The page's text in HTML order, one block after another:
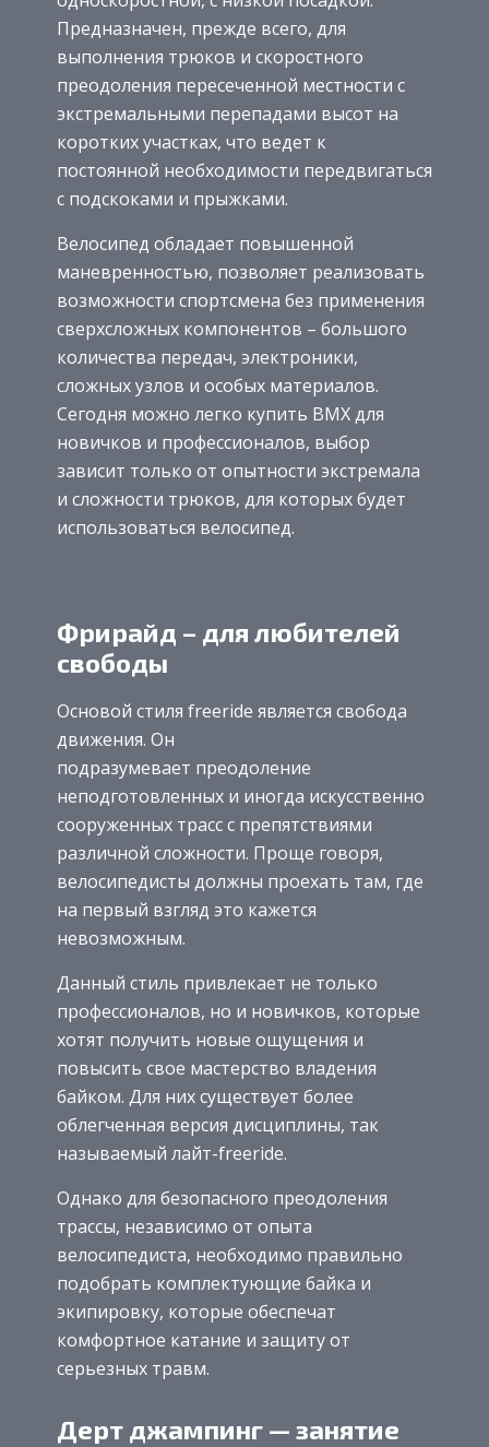
Предназначен, прежде всего, для
выполнения трюков и скоростного
преодоления пересеченной местности с
экстремальными перепадами высот на
коротких участках, что ведет к
постоянной необходимости передвигаться
с подскоками и прыжками.
Велосипед обладает повышенной
маневренностью, позволяет реализовать
возможности спортсмена без применения
сверхсложных компонентов – большого
количества передач, электроники,
сложных узлов и особых материалов.
Сегодня можно легко купить BMX для
новичков и профессионалов, выбор
зависит только от опытности экстремала
и сложности трюков, для которых будет
использоваться велосипед.
Фрирайд – для любителей
свободы
Основой стиля freeride является свобода
движения. Он
подразумевает преодоление
неподготовленных и иногда искусственно
сооруженных трасс с препятствиями
различной сложности. Проще говоря,
велосипедисты должны проехать там, где
на первый взгляд это кажется
невозможным.
Данный стиль привлекает не только
профессионалов, но и новичков, которые
хотят получить новые ощущения и
повысить свое мастерство владения
байком. Для них существует более
облегченная версия дисциплины, так
называемый лайт-freeride.
Однако для безопасного преодоления
трассы, независимо от опыта
велосипедиста, необходимо правильно
подобрать комплектующие байка и
экипировку, которые обеспечат
комфортное катание и защиту от
серьезных травм.
Дерт джампинг — занятие